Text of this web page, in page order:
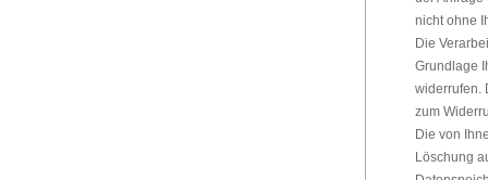
nicht ohne
Die
Grundlage
widerrufen.
zum
Die von
Löschung